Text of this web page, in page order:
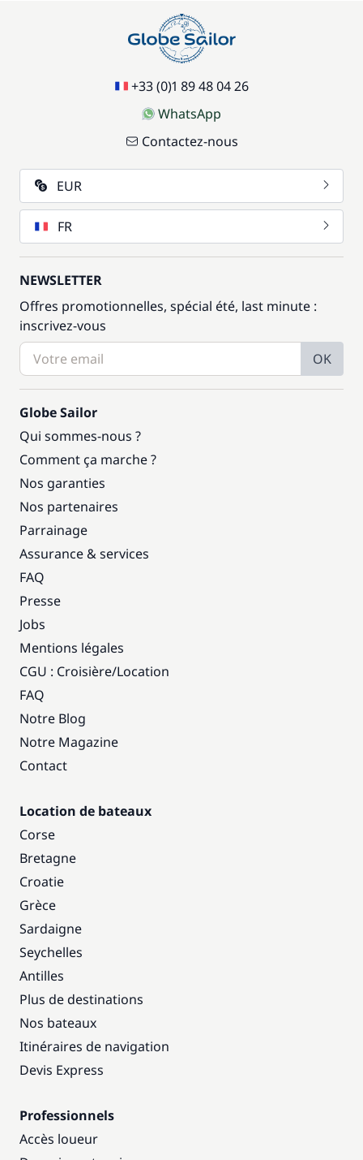
+33 (0)1 89 48 04 26
WhatsApp
Contactez-nous
EUR
FR
NEWSLETTER
Offres promotionnelles, spécial été, last minute :
inscrivez-vous
OK
Globe Sailor
Qui sommes-nous ?
Comment ça marche ?
Nos garanties
Nos partenaires
Parrainage
Assurance & services
FAQ
Presse
Jobs
Mentions légales
CGU : Croisière/Location
FAQ
Notre Blog
Notre Magazine
Contact
Location de bateaux
Corse
Bretagne
Croatie
Grèce
Sardaigne
Seychelles
Antilles
Plus de destinations
Nos bateaux
Itinéraires de navigation
Devis Express
Professionnels
Accès loueur